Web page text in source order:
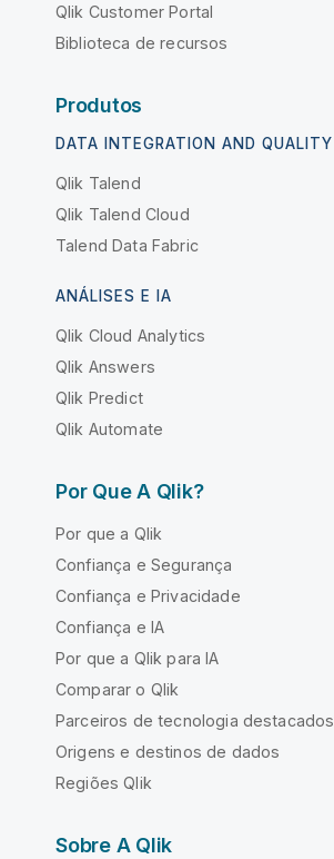
Qlik Customer Portal
Biblioteca de recursos
Produtos
DATA INTEGRATION AND QUALITY
Qlik Talend
Qlik Talend Cloud
Talend Data Fabric
ANÁLISES E IA
Qlik Cloud Analytics
Qlik Answers
Qlik Predict
Qlik Automate
Por Que A Qlik?
Por que a Qlik
Confiança e Segurança
Confiança e Privacidade
Confiança e IA
Por que a Qlik para IA
Comparar o Qlik
Parceiros de tecnologia destacados
Origens e destinos de dados
Regiões Qlik
Sobre A Qlik